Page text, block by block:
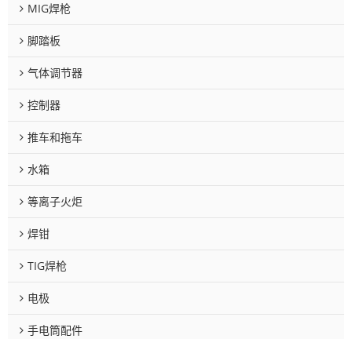
MIG焊枪
脚踏板
气体调节器
控制器
推车和拖车
水箱
等离子火炬
焊钳
TIG焊枪
电极
手电筒配件